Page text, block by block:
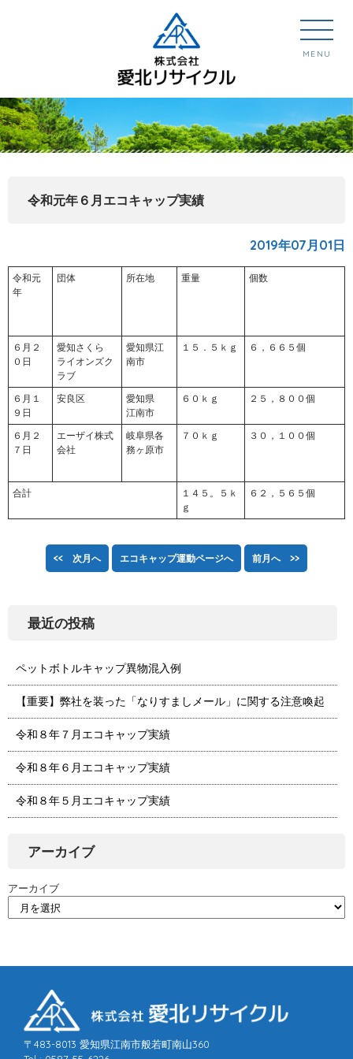
MENU
令和元年６月エコキャップ実績
2019年07月01日
令和元
年
団体 所在地 重量 個数
６月２
０日
愛知さくら
ライオンズク
ラブ
愛知県江
南市
１５．５ｋｇ ６，６６５個
６月１
９日
安良区
愛知県
江南市
６０ｋｇ ２５，８００個
６月２
７日
エーザイ株式
会社
岐阜県各
務ヶ原市
７０ｋｇ ３０，１００個
合計
１４５。５ｋ
ｇ
６２，５６５個
<< 次月へ エコキャップ運動ページへ 前月へ >>
最近の投稿
ペットボトルキャップ異物混入例
【重要】弊社を装った「なりすましメール」に関する注意喚起
令和８年７月エコキャップ実績
令和８年６月エコキャップ実績
令和８年５月エコキャップ実績
アーカイブ
アーカイブ
〒483-8013 愛知県江南市般若町南山360